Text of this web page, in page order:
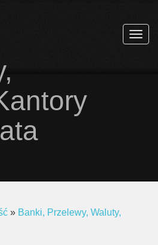
» Banki, Przelewy, Waluty,